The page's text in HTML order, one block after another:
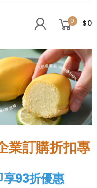
0 $0
業訂購折扣專
93折優惠